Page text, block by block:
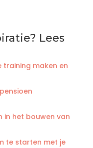
Lees
training maken en
in het bouwen van
te starten met je